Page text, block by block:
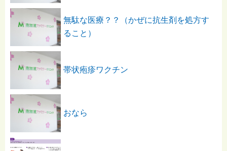
無駄な医療？？（かぜに抗生剤を処方す
ること）
帯状疱疹ワクチン
おなら